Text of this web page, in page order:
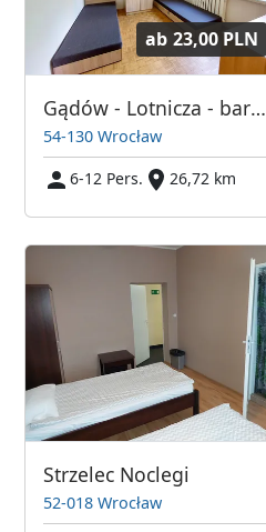
ab 23,00 PLN
Gądów - Lotnicza - bardzo dobre warunki
54-130 Wrocław
6-12 Pers.
26,72 km
Strzelec Noclegi
52-018 Wrocław